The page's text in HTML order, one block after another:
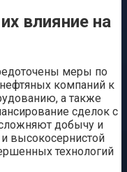
влияние на
меры по
компаний к
а также
сделок с
добычу и
высокосернистой
технологий